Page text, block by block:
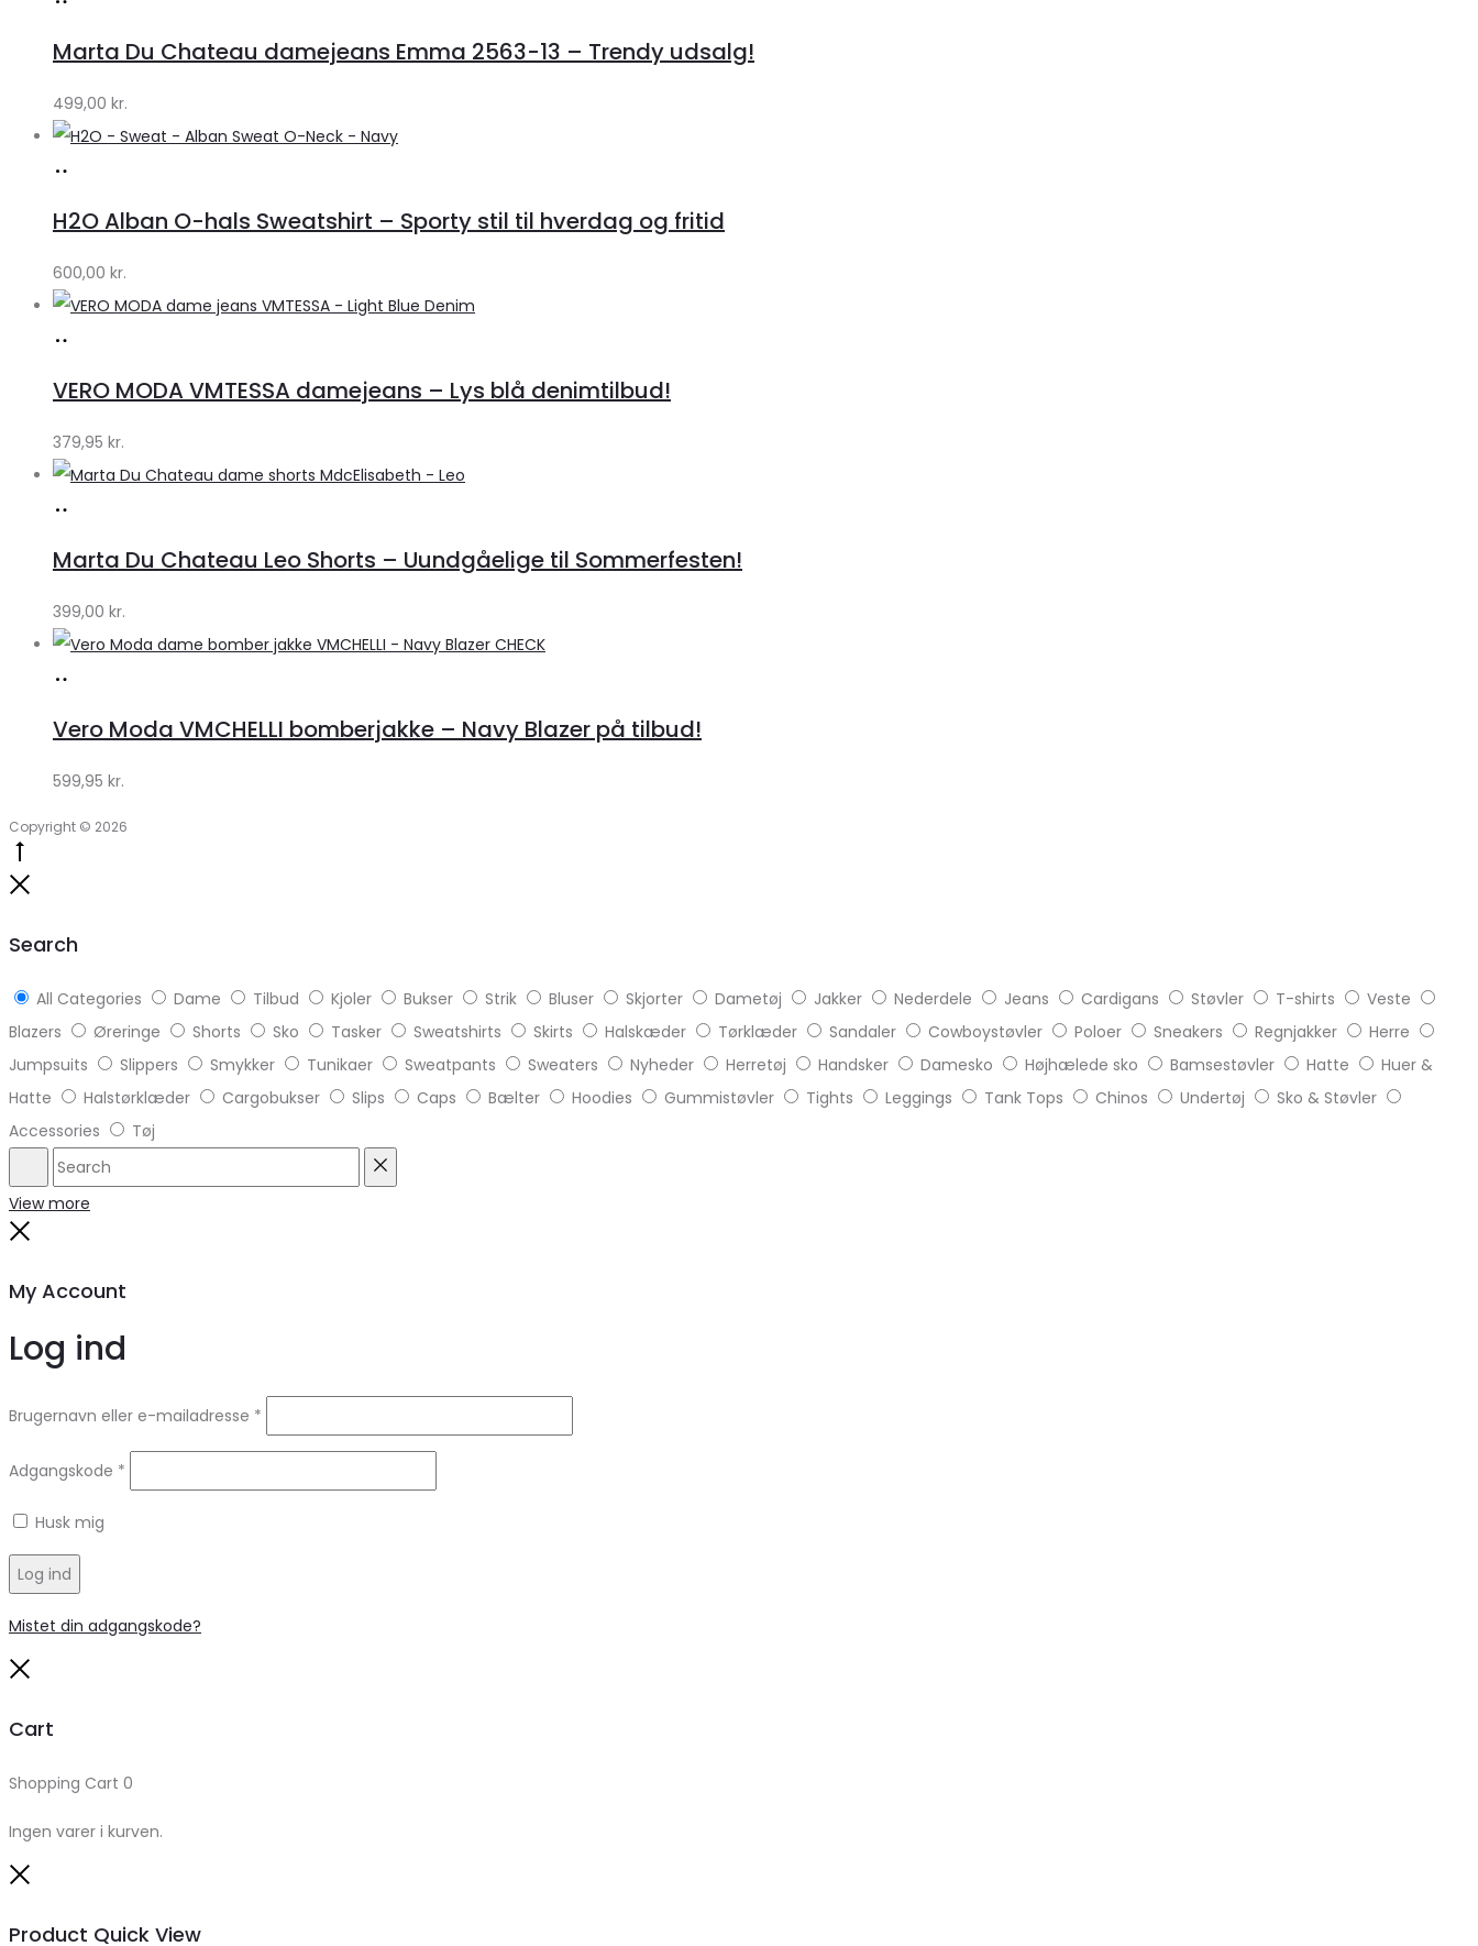
Klædeskabet.dk
Marta Du Chateau damejeans Emma 2563-13 – Trendy udsalg!
499,00 kr.
Lykke
by
Lykke
H2O Alban O-hals Sweatshirt – Sporty stil til hverdag og fritid
600,00 kr.
Klædeskabet.dk
VERO MODA VMTESSA damejeans – Lys blå denimtilbud!
379,95 kr.
Klædeskabet.dk
Marta Du Chateau Leo Shorts – Uundgåelige til Sommerfesten!
399,00 kr.
Klædeskabet.dk
Vero Moda VMCHELLI bomberjakke – Navy Blazer på tilbud!
599,95 kr.
Copyright © 2026
Search
All Categories Dame Tilbud Kjoler Bukser Strik Bluser Skjorter Dametøj Jakker Nederdele Jeans Cardigans Støvler T-shirts
Veste
Blazers
Øreringe Shorts Sko Tasker Sweatshirts Skirts Halskæder Tørklæder Sandaler Cowboystøvler Poloer Sneakers Regnjakker
Herre
Jumpsuits
Slippers Smykker Tunikaer Sweatpants Sweaters Nyheder Herretøj Handsker Damesko Højhælede sko Bamsestøvler Hatte
Huer &
Hatte
Halstørklæder Cargobukser Slips Caps Bælter Hoodies Gummistøvler Tights Leggings Tank Tops Chinos Undertøj
Sko & Støvler
Accessories
Tøj
Search
View more
My Account
Log ind
Brugernavn eller e-mailadresse *
Adgangskode *
Husk mig
Log ind
Mistet din adgangskode?
Cart
Shopping Cart 0
Ingen varer i kurven.
Product Quick View